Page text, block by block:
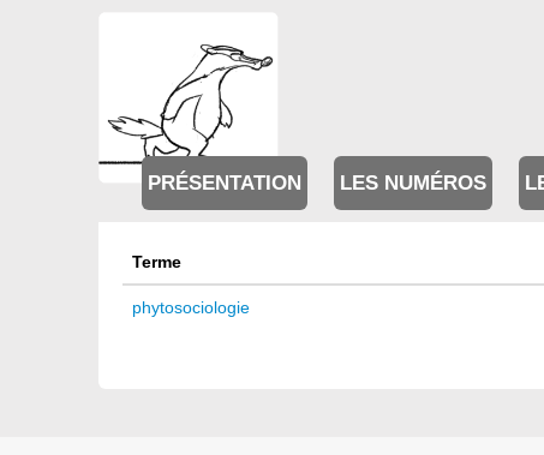
PRÉSENTATION LES NUMÉROS
Terme
phytosociologie